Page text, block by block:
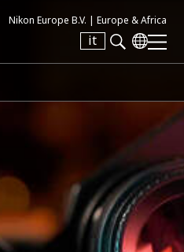
Nikon Europe B.V. | Europe & Africa
it